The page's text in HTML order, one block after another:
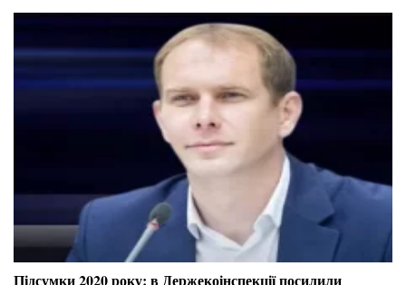
Підсумки 2020 року: в Держекоінспекції посилили